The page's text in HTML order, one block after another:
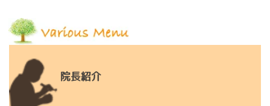
院長紹介